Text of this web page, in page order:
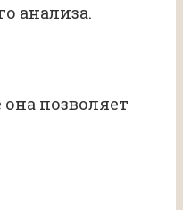
анализа.
позволяет